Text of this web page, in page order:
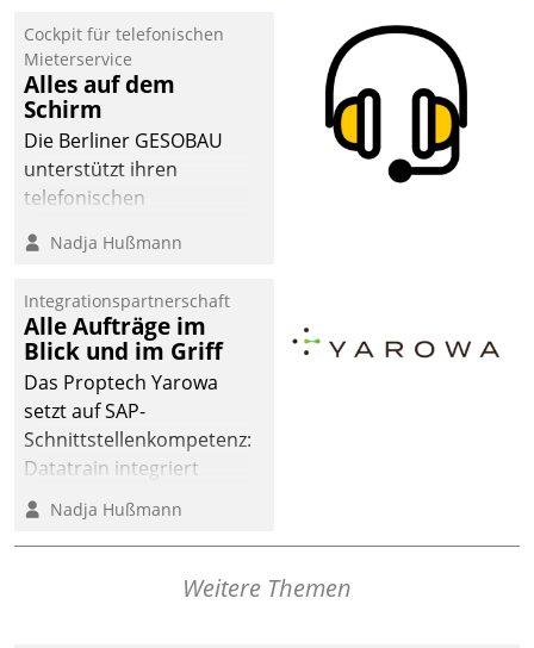
der
Wohnungswirtschaft“.
Bewerben können sich
dafür ein Team
bestehend aus
Wohnungsunternehmen
und PropTech.
Cockpit für telefonischen
Mieterservice
Alles auf dem
Schirm
Die Berliner GESOBAU
unterstützt ihren
telefonischen
digitalen Cockpit, das
passende Fragen und
Schlagworte auswirft.
Eine intuitive
Dialogführung ermöglicht
dem externen
Serviceteam, Anrufe von
Mietenden zügiger und
effizienter zu bearbeiten.
Nadja Hußmann
Integrationspartnerschaft
Alle Aufträge im
Blick und im Griff
Das Proptech Yarowa
setzt auf SAP-
Schnittstellenkompetenz:
Datatrain integriert
Yarowas Portal zur
Vergabe und Verwaltung
von Aufträgen der
Nadja Hußmann
Weitere Themen